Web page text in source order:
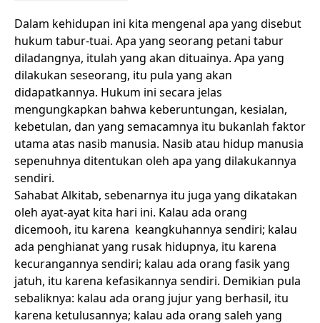
Dalam kehidupan ini kita mengenal apa yang disebut
hukum tabur-tuai. Apa yang seorang petani tabur
diladangnya, itulah yang akan dituainya. Apa yang
dilakukan seseorang, itu pula yang akan
didapatkannya. Hukum ini secara jelas
mengungkapkan bahwa keberuntungan, kesialan,
kebetulan, dan yang semacamnya itu bukanlah faktor
utama atas nasib manusia. Nasib atau hidup manusia
sepenuhnya ditentukan oleh apa yang dilakukannya
sendiri.
Sahabat Alkitab, sebenarnya itu juga yang dikatakan
oleh ayat-ayat kita hari ini. Kalau ada orang
dicemooh, itu karena keangkuhannya sendiri; kalau
ada penghianat yang rusak hidupnya, itu karena
kecurangannya sendiri; kalau ada orang fasik yang
jatuh, itu karena kefasikannya sendiri. Demikian pula
sebaliknya: kalau ada orang jujur yang berhasil, itu
karena ketulusannya; kalau ada orang saleh yang